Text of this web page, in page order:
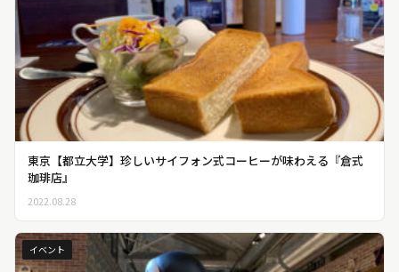
東京【都立大学】珍しいサイフォン式コーヒーが味わえる『倉式
珈琲店』
2022.08.28
イベント